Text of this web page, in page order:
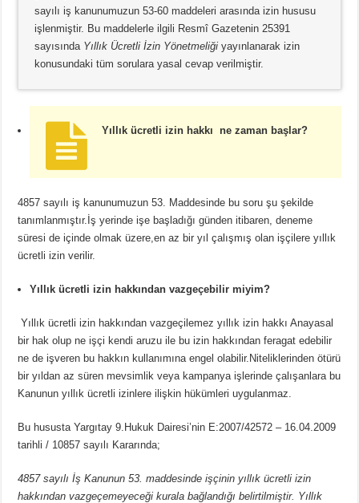
sayılı iş kanunumuzun 53-60 maddeleri arasında izin hususu
işlenmiştir. Bu maddelerle ilgili Resmî Gazetenin 25391
sayısında Yıllık Ücretli İzin Yönetmeliği yayınlanarak izin
konusundaki tüm sorulara yasal cevap verilmiştir.
Yıllık ücretli izin hakkı ne zaman başlar?
4857 sayılı iş kanunumuzun 53. Maddesinde bu soru şu şekilde
tanımlanmıştır.İş yerinde işe başladığı günden itibaren, deneme
süresi de içinde olmak üzere,en az bir yıl çalışmış olan işçilere yıllık
ücretli izin verilir.
Yıllık ücretli izin hakkından vazgeçebilir miyim?
Yıllık ücretli izin hakkından vazgeçilemez yıllık izin hakkı Anayasal
bir hak olup ne işçi kendi aruzu ile bu izin hakkından feragat edebilir
ne de işveren bu hakkın kullanımına engel olabilir.Niteliklerinden ötürü
bir yıldan az süren mevsimlik veya kampanya işlerinde çalışanlara bu
Kanunun yıllık ücretli izinlere ilişkin hükümleri uygulanmaz.
Bu hususta Yargıtay 9.Hukuk Dairesi’nin E:2007/42572 – 16.04.2009
tarihli / 10857 sayılı Kararında;
4857 sayılı İş Kanunun 53. maddesinde işçinin yıllık ücretli izin
hakkından vazgeçemeyeceği kurala bağlandığı belirtilmiştir. Yıllık